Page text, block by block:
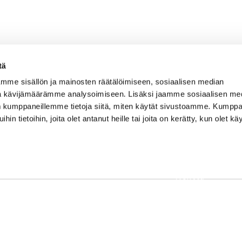
sisällön ja mainosten räätälöimiseen, sosiaalisen median
analysoimiseen. Lisäksi jaamme sosiaalisen
tietoja siitä, miten käytät sivustoamme.
tietoihin, joita olet antanut heille tai joita on kerätty, kun olet